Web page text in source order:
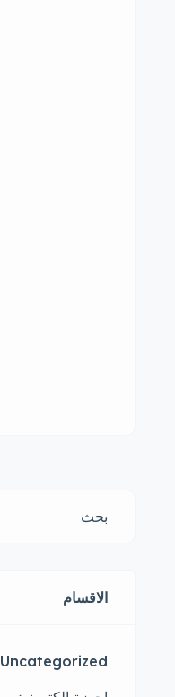
الاقسام
Uncategorized